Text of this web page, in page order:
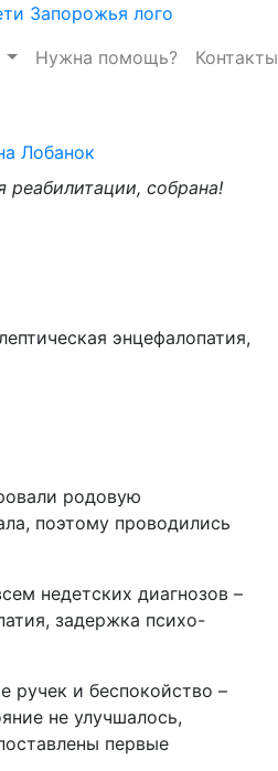
Нужна помощь? Контакты
Лобанок
собрана!
энцефалопатия,
родовую
поэтому проводились
недетских диагнозов –
задержка психо-
ручек и беспокойство –
не улучшалось,
первые